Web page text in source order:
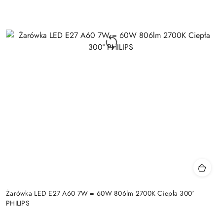
Żarówka LED E27 A60 7W = 60W 806lm 2700K Ciepła 300°
PHILIPS